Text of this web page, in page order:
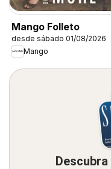
Mango Folleto
desde sábado 01/08/2026
Mango